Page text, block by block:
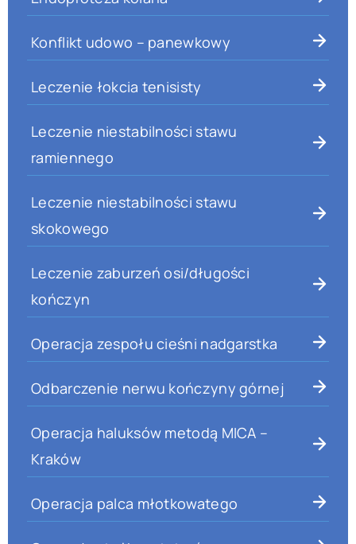
Konflikt udowo – panewkowy
Leczenie łokcia tenisisty
Leczenie niestabilności stawu
ramiennego
Leczenie niestabilności stawu
skokowego
Leczenie zaburzeń osi/długości
kończyn
Operacja zespołu cieśni nadgarstka
Odbarczenie nerwu kończyny górnej
Operacja haluksów metodą MICA –
Kraków
Operacja palca młotkowatego